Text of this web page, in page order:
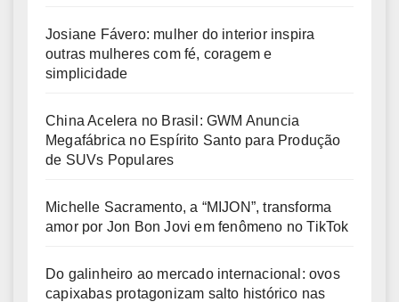
Josiane Fávero: mulher do interior inspira
outras mulheres com fé, coragem e
simplicidade
China Acelera no Brasil: GWM Anuncia
Megafábrica no Espírito Santo para Produção
de SUVs Populares
Michelle Sacramento, a “MIJON”, transforma
amor por Jon Bon Jovi em fenômeno no TikTok
Do galinheiro ao mercado internacional: ovos
capixabas protagonizam salto histórico nas